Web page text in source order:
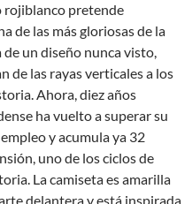
rojiblanco pretende
de las más gloriosas de la
un diseño nunca visto,
de las rayas verticales a los
Ahora, diez años
ha vuelto a superar su
y acumula ya 32
uno de los ciclos de
La camiseta es amarilla
delantera y está inspirada